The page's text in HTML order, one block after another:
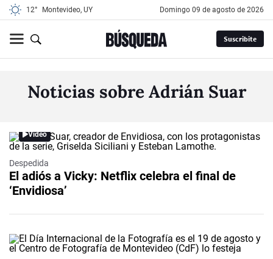
12° Montevideo, UY domingo 09 de agosto de 2026
Suscribite
Noticias sobre Adrián Suar
Video
Despedida
El adiós a Vicky: Netflix celebra el final de
‘Envidiosa’